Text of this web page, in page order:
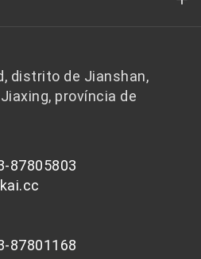
para garrafas
para garrafas
distrito de Jianshan,
província de
87805803
87801168